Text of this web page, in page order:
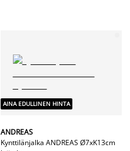
AINA EDULLINEN HINTA
ANDREAS
Kynttilänjalka ANDREAS Ø7xK13cm